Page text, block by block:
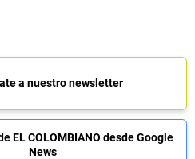
a nuestro newsletter
EL COLOMBIANO desde Google
News